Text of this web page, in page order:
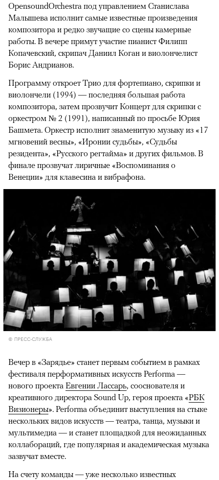
OpensoundOrchestra под управлением Станислава
Малышева исполнит самые известные произведения
композитора и редко звучащие со сцены камерные
работы. В вечере примут участие пианист Филипп
Копачевский, скрипач Даниил Коган и виолончелист
Борис Андрианов.
Программу откроет Трио для фортепиано, скрипки и
виолончели (1994) — последняя большая работа
композитора, затем прозвучит Концерт для скрипки с
оркестром № 2 (1991), написанный по просьбе Юрия
Башмета. Оркестр исполнит знаменитую музыку из «17
мгновений весны», «Иронии судьбы», «Судьбы
резидента», «Русского регтайма» и других фильмов. В
финале прозвучат лиричные «Воспоминания о
Венеции» для клавесина и вибрафона.
© ПРЕСС-СЛУЖБА
Вечер в «Зарядье» станет первым событием в рамках
фестиваля перформативных искусств Performa —
нового проекта Евгении Лассарь, сооснователя и
креативного директора Sound Up, героя проекта «РБК
Визионеры». Performa объединит выступления на стыке
нескольких видов искусств — театра, танца, музыки и
мультимедиа — и станет площадкой для неожиданных
коллабораций, где популярная и академическая музыка
зазвучат вместе.
На счету команды — уже несколько известных